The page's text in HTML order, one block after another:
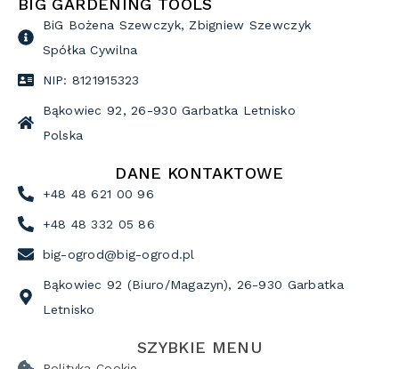
BiG Bożena Szewczyk, Zbigniew Szewczyk
Spółka Cywilna
NIP: 8121915323
Bąkowiec 92, 26-930 Garbatka Letnisko
Polska
DANE KONTAKTOWE
+48 48 621 00 96
+48 48 332 05 86
big-ogrod@big-ogrod.pl
Bąkowiec 92 (Biuro/Magazyn), 26-930 Garbatka
Letnisko
SZYBKIE MENU